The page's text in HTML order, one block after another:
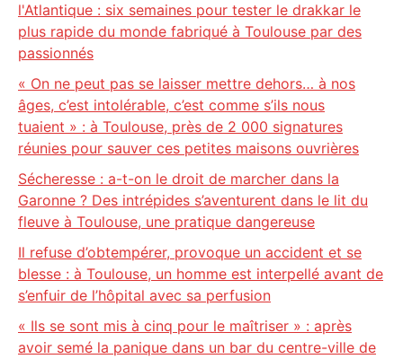
l'Atlantique : six semaines pour tester le drakkar le
plus rapide du monde fabriqué à Toulouse par des
passionnés
« On ne peut pas se laisser mettre dehors… à nos
âges, c’est intolérable, c’est comme s’ils nous
tuaient » : à Toulouse, près de 2 000 signatures
réunies pour sauver ces petites maisons ouvrières
Sécheresse : a-t-on le droit de marcher dans la
Garonne ? Des intrépides s’aventurent dans le lit du
fleuve à Toulouse, une pratique dangereuse
Il refuse d’obtempérer, provoque un accident et se
blesse : à Toulouse, un homme est interpellé avant de
s’enfuir de l’hôpital avec sa perfusion
« Ils se sont mis à cinq pour le maîtriser » : après
avoir semé la panique dans un bar du centre-ville de